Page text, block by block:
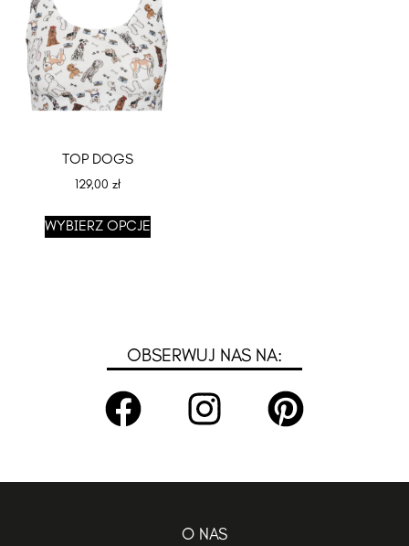
TOP DOGS
129,00 zł
WYBIERZ OPCJE
OBSERWUJ NAS NA:
O NAS